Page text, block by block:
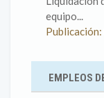
equipo...
EMPLEOS